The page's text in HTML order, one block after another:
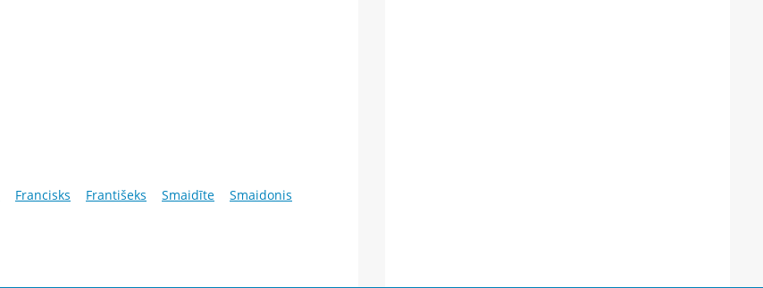
Francisks Františeks Smaidīte
Smaidonis